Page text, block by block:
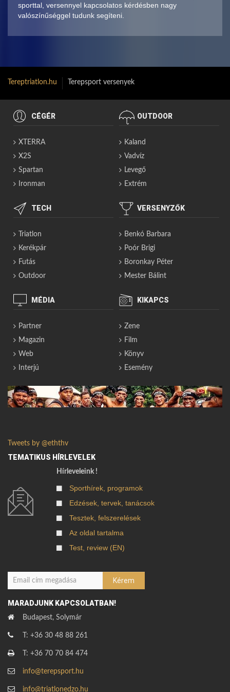
sporttal, versennyel kapcsolatos kérdésben nagy
valószínűséggel tudunk segíteni.
Tereptriatlon.hu Terepsport versenyek
CÉGÉR
XTERRA
X2S
Spartan
Ironman
OUTDOOR
Kaland
Vadvíz
Levegő
Extrém
TECH
Triatlon
Kerékpár
Futás
Outdoor
VERSENYZŐK
Benkó Barbara
Poór Brigi
Boronkay Péter
Mester Bálint
MÉDIA
Partner
Magazin
Web
Interjú
KIKAPCS
Zene
Film
Könyv
Esemény
Tweets by @eththv
TEMATIKUS HÍRLEVELEK
Hírleveleink !
Sporthírek, programok
Edzések, tervek, tanácsok
Tesztek, felszerelések
Az oldal tartalma
Test, review (EN)
MARADJUNK KAPCSOLATBAN!
Budapest, Solymár
T: +36 30 48 88 261
T: +36 70 70 84 474
info@terepsport.hu
info@triatlonedzo.hu